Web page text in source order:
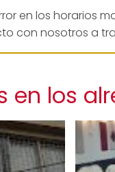
en los horarios
con nosotros a
en los